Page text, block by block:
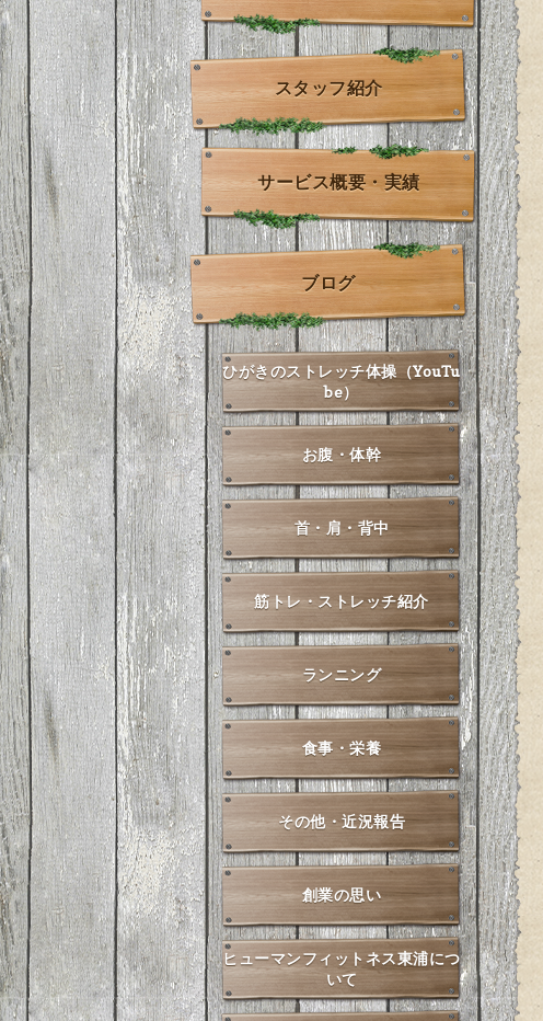
スタッフ紹介
サービス概要・実績
ブログ
ひがきのストレッチ体操（YouTu
be）
お腹・体幹
首・肩・背中
筋トレ・ストレッチ紹介
ランニング
食事・栄養
その他・近況報告
創業の思い
ヒューマンフィットネス東浦につ
いて